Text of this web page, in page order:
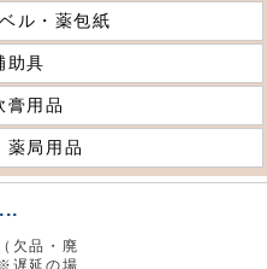
ル・薬包紙
助具
膏用品
薬局用品
欠品・廃